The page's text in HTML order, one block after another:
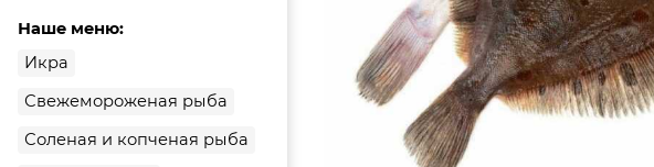
Наше меню:
Икра
Свежемороженая рыба
Соленая и копченая рыба